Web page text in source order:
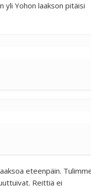
yli Yohon laakson pitäisi
eteenpäin.
Reittiä ei